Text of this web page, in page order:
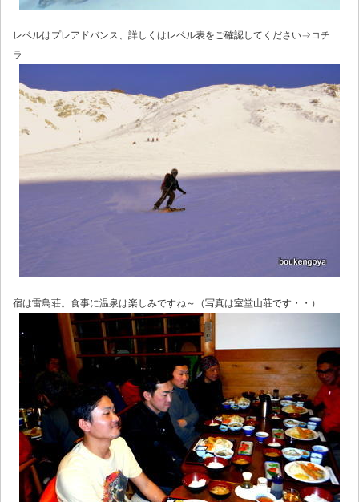
レベルはプレアドバンス、詳しくはレベル表をご確認してください⇒ コチ
ラ
宿は雷鳥荘。食事に温泉は楽しみですね～（写真は室堂山荘です・・）